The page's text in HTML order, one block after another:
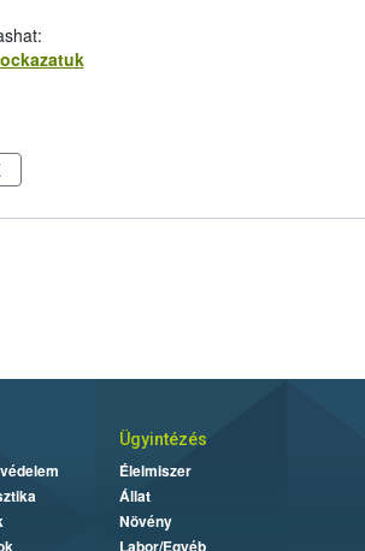
Ügyintézés
Élelmiszer
Állat
Növény
Labor/Egyéb